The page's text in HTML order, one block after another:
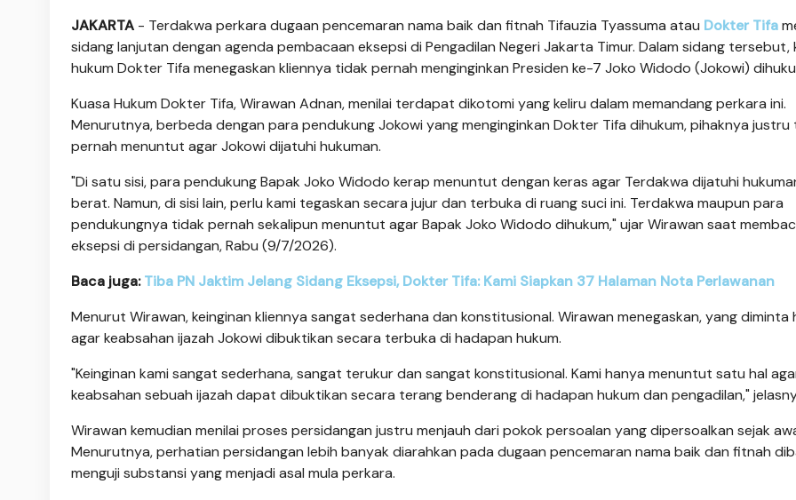
JAKARTA - Terdakwa perkara dugaan pencemaran nama baik dan fitnah Tifauzia Tyassuma atau Dokter Tifa
sidang lanjutan dengan agenda pembacaan eksepsi di Pengadilan Negeri Jakarta Timur. Dalam sidang tersebut,
hukum Dokter Tifa menegaskan kliennya tidak pernah menginginkan Presiden ke-7 Joko Widodo (Jokowi)
Kuasa Hukum Dokter Tifa, Wirawan Adnan, menilai terdapat dikotomi yang keliru dalam memandang perkara ini.
Menurutnya, berbeda dengan para pendukung Jokowi yang menginginkan Dokter Tifa dihukum, pihaknya justru
pernah menuntut agar Jokowi dijatuhi hukuman.
"Di satu sisi, para pendukung Bapak Joko Widodo kerap menuntut dengan keras agar Terdakwa dijatuhi
berat. Namun, di sisi lain, perlu kami tegaskan secara jujur dan terbuka di ruang suci ini. Terdakwa maupun para
pendukungnya tidak pernah sekalipun menuntut agar Bapak Joko Widodo dihukum," ujar Wirawan saat
eksepsi di persidangan, Rabu (9/7/2026).
Baca juga:Tiba PN Jaktim Jelang Sidang Eksepsi, Dokter Tifa: Kami Siapkan 37 Halaman Nota Perlawanan
Menurut Wirawan, keinginan kliennya sangat sederhana dan konstitusional. Wirawan menegaskan, yang diminta
agar keabsahan ijazah Jokowi dibuktikan secara terbuka di hadapan hukum.
"Keinginan kami sangat sederhana, sangat terukur dan sangat konstitusional. Kami hanya menuntut satu hal
keabsahan sebuah ijazah dapat dibuktikan secara terang benderang di hadapan hukum dan pengadilan,"
Wirawan kemudian menilai proses persidangan justru menjauh dari pokok persoalan yang dipersoalkan sejak
Menurutnya, perhatian persidangan lebih banyak diarahkan pada dugaan pencemaran nama baik dan fitnah
menguji substansi yang menjadi asal mula perkara.